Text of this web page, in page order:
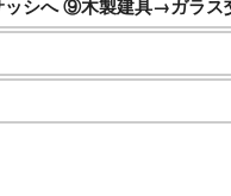
シへ ⑨木製建具→ガラス